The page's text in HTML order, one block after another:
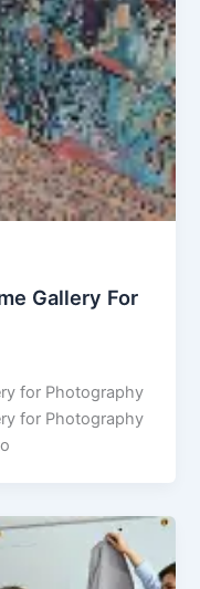
Gallery For
for Photography
for Photography